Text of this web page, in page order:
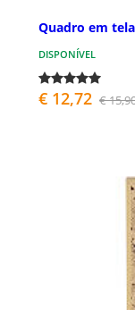
Quadro em
DISPONÍVEL
€ 12,72 €